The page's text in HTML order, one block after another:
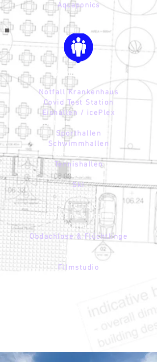
Aquaponics
Baulösungen
Notfall Krankenhaus
Covid Test Station
Eishallen​ / icePlex
Katastrophenfälle
Sporthallen
Schwimmhallen
Curlinghallen
Tennishallen
Golf
Ski
Feuerwehr
Unterhalt
Ausbildung & Training
Kultur
Obdachlose & Flüchtlinge
Business
Verkauf
Filmstudio